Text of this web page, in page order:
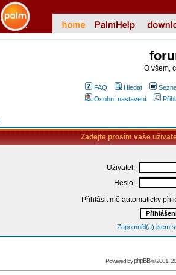
O všem,
FAQ Hledat
Osobní nastavení
Zadejte prosím vaše
Uživatel:
Heslo:
Přihlásit mě automaticky při
Zapomněl(a) jsem
Powered byphpBB© 2001,